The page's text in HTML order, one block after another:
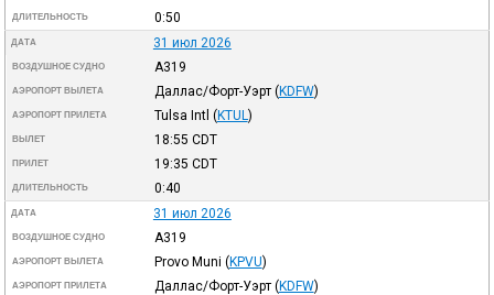
ДЛИТЕЛЬНОСТЬ 0:50
ДАТА 31 июл 2026
ВОЗДУШНОЕ СУДНО A319
АЭРОПОРТ ВЫЛЕТА Даллас/Форт-Уэрт (KDFW)
АЭРОПОРТ ПРИЛЕТА Tulsa Intl (KTUL )
ВЫЛЕТ 18:55 CDT
ПРИЛЕТ 19:35 CDT
ДЛИТЕЛЬНОСТЬ 0:40
ДАТА 31 июл 2026
ВОЗДУШНОЕ СУДНО A319
АЭРОПОРТ ВЫЛЕТА Provo Muni (KPVU)
АЭРОПОРТ ПРИЛЕТА Даллас/Форт-Уэрт (KDFW)